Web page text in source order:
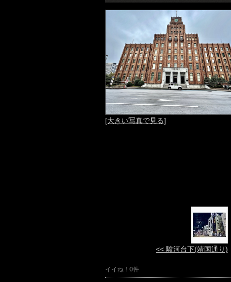
[大きい写真で見る]
<< 駿河台下(靖国通り)
イイね！0件